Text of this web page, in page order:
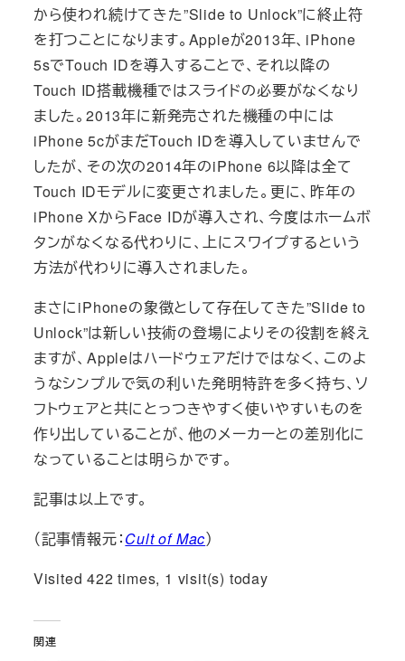
から使われ続けてきた”Slide to Unlock”に終止符
を打つことになります。Appleが2013年、iPhone
5sでTouch IDを導入することで、それ以降の
Touch ID搭載機種ではスライドの必要がなくなり
ました。2013年に新発売された機種の中には
iPhone 5cがまだTouch IDを導入していませんで
したが、その次の2014年のiPhone 6以降は全て
Touch IDモデルに変更されました。更に、昨年の
iPhone XからFace IDが導入され、今度はホームボ
タンがなくなる代わりに、上にスワイプするという
方法が代わりに導入されました。
まさにiPhoneの象徴として存在してきた”Slide to
Unlock”は新しい技術の登場によりその役割を終え
ますが、Appleはハードウェアだけではなく、このよ
うなシンプルで気の利いた発明特許を多く持ち、ソ
フトウェアと共にとっつきやすく使いやすいものを
作り出していることが、他のメーカーとの差別化に
なっていることは明らかです。
記事は以上です。
（記事情報元：Cult of Mac）
Visited 422 times, 1 visit(s) today
関連